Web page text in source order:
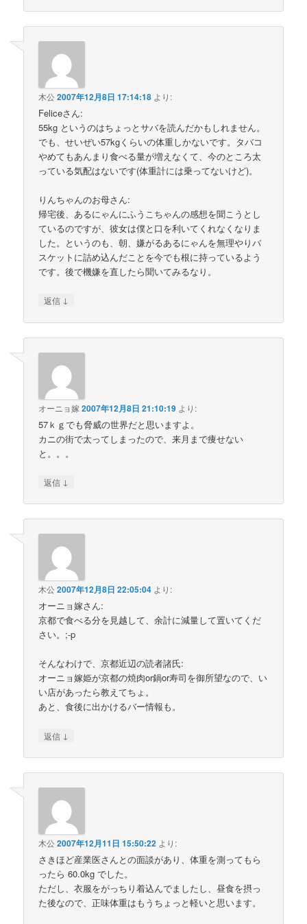
木公2007年12月8日 17:14:18 より:
Feliceさん:
55kg というのはちょっとサバを読んだかもしれません。
でも、せいぜい57kgくらいの体重しかないです。タバコ
やめてもあんまり食べる量が増えなくて、今のところ太
っている気配はないです(体重計には乗ってないけど)。
りんちゃんのお母さん:
帰宅後、あるにゃんにふうこちゃんの感想を聞こうとし
ているのですが、彼女は僕と口を利いてくれなくなりま
した。というのも、朝、嫌がるあるにゃんを無理やりバ
スケットに詰め込んだことを今でも根に持っているよう
です。後で機嫌を直したら聞いてみるなり。
返信 ↓
オーニョ嫁 2007年12月8日 21:10:19 より:
57ｋｇでも脅威の世界だと思いますよ。
カニの街で太ってしまったので、来月まで痩せない
と。。。
返信 ↓
木公2007年12月8日 22:05:04 より:
オーニョ嫁さん:
京都で食べる分を見越して、余計に減量して置いてくだ
さい。;-p
そんなわけで、京都近辺の読者諸氏:
オーニョ嫁姫が京都の焼肉or鍋or寿司を御所望なので、い
い店があったら教えてちょ。
あと、食後に出かけるバー情報も。
返信 ↓
木公2007年12月11日 15:50:22 より:
さきほど産業医さんとの面談があり、体重を測ってもら
ったら 60.0kg でした。
ただし、衣服をがっちり着込んでましたし、昼食を摂っ
た後なので、正味体重はもうちょっと軽いと思います。